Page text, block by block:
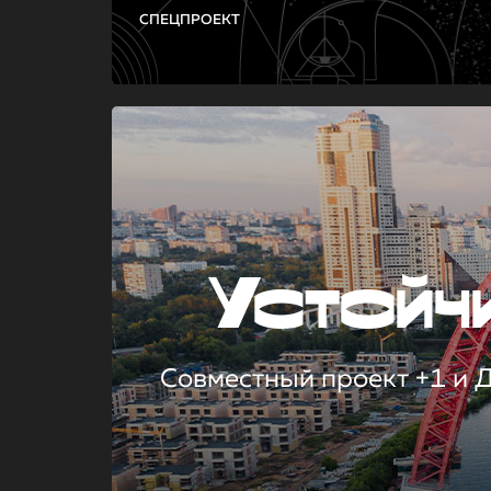
СПЕЦПРОЕКТ
Совместный проект +1 и